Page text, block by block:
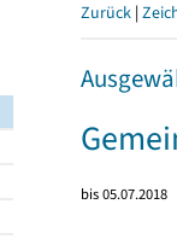
Zurück |
bis 05.07.2018